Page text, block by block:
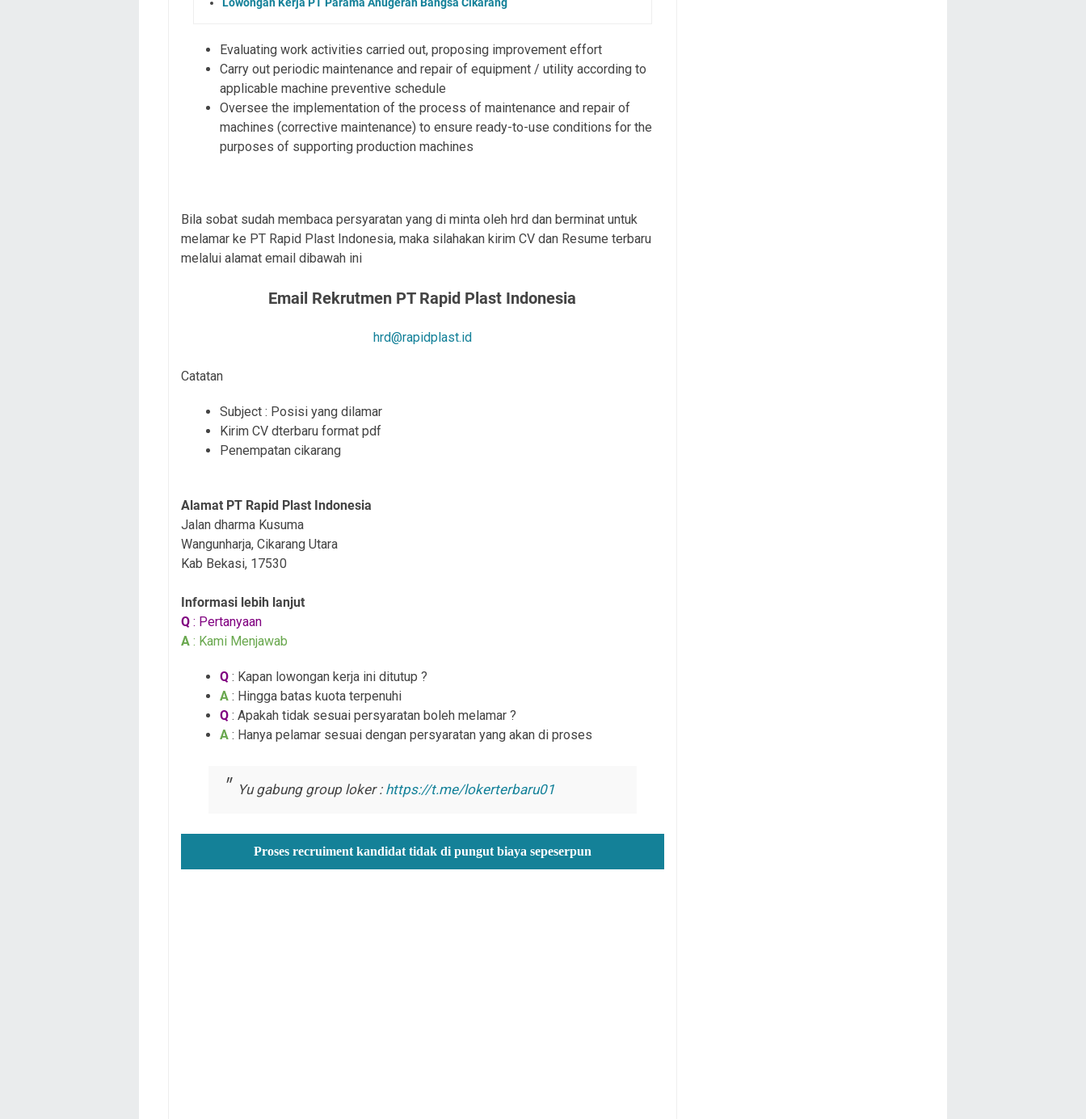
Lowongan Kerja PT Parama Anugerah Bangsa Cikarang
Evaluating work activities carried out, proposing improvement effort
Carry out periodic maintenance and repair of equipment / utility according to
applicable machine preventive schedule
Oversee the implementation of the process of maintenance and repair of
machines (corrective maintenance) to ensure ready-to-use conditions for the
purposes of supporting production machines
Bila sobat sudah membaca persyaratan yang di minta oleh hrd dan berminat untuk
melamar ke PT Rapid Plast Indonesia, maka silahakan kirim CV dan Resume terbaru
melalui alamat email dibawah ini
Email Rekrutmen PT Rapid Plast Indonesia
hrd@rapidplast.id
Catatan
Subject : Posisi yang dilamar
Kirim CV dterbaru format pdf
Penempatan cikarang
Alamat PT Rapid Plast Indonesia
Jalan dharma Kusuma
Wangunharja, Cikarang Utara
Kab Bekasi, 17530
Informasi lebih lanjut
Q : Pertanyaan
A : Kami Menjawab
Q : Kapan lowongan kerja ini ditutup ?
A : Hingga batas kuota terpenuhi
Q : Apakah tidak sesuai persyaratan boleh melamar ?
A : Hanya pelamar sesuai dengan persyaratan yang akan di proses
Yu gabung group loker : https://t.me/lokerterbaru01
Proses recruiment kandidat tidak di pungut biaya sepeserpun